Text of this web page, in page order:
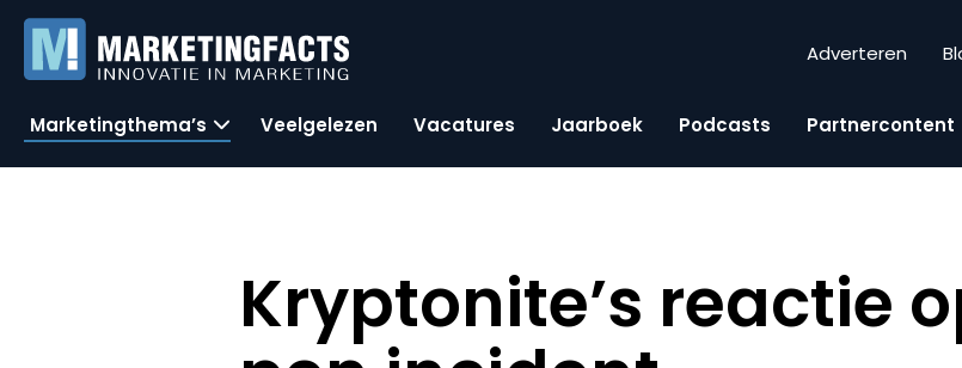
Adverteren
Marketingthema’s Veelgelezen Vacatures Jaarboek Podcasts Partnercontent
Kryptonite’s reactie